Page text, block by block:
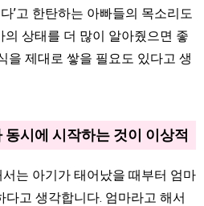
’고 한탄하는 아빠들의 목소리도
의 상태를 더 많이 알아줬으면 좋
을 제대로 쌓을 필요도 있다고 생
시에 시작하는 것이 이상적
는 아기가 태어났을 때부터 엄마
고 생각합니다. 엄마라고 해서